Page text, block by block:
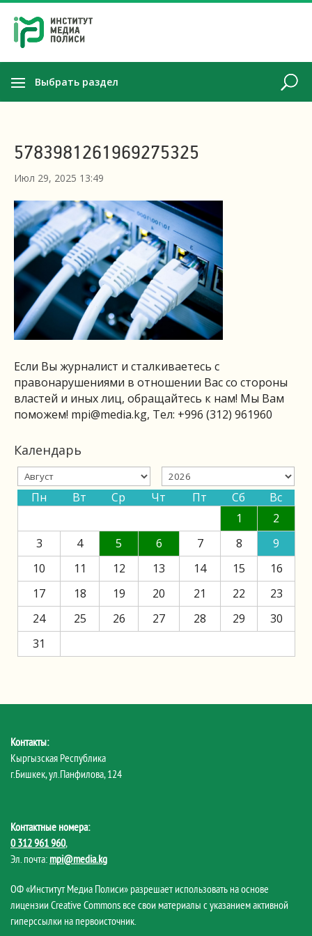
Выбрать раздел
5783981261969275325
Июл 29, 2025 13:49
Если Вы журналист и сталкиваетесь с
правонарушениями в отношении Вас со стороны
властей и иных лиц, обращайтесь к нам! Мы Вам
поможем! mpi@media.kg, Тел: +996 (312) 961960
Календарь
Пн Вт Ср Чт Пт Сб
Вс
1
2
3
4 5 6 7 8
9
10
11 12 13 14 15
16
17
18 19 20 21 22
23
24
25 26 27 28 29
30
31
Контакты:
Кыргызская Республика
г.Бишкек, ул.Панфилова, 124
Контактные номера:
0 312 961 960,
Эл. почта: mpi@media.kg
ОФ «Институт Медиа Полиси» разрешает использовать на основе
лицензии Creative Commons все свои материалы с указанием активной
гиперссылки на первоисточник.